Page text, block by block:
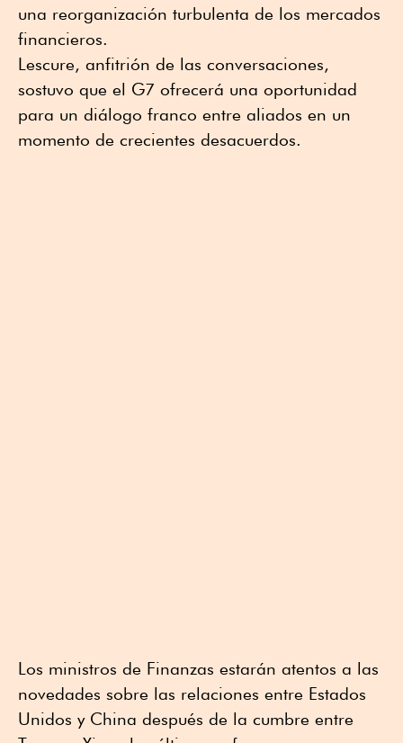
una reorganización turbulenta de los mercados
financieros.
Lescure, anfitrión de las conversaciones,
sostuvo que el G7 ofrecerá una oportunidad
para un diálogo franco entre aliados en un
momento de crecientes desacuerdos.
Los ministros de Finanzas estarán atentos a las
novedades sobre las relaciones entre Estados
Unidos y China después de la cumbre entre